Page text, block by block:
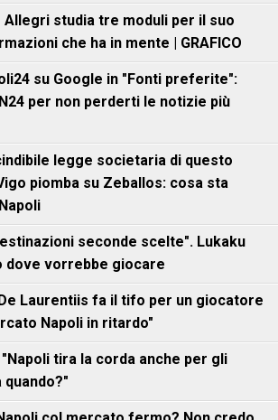
Allegri studia tre moduli per il suo
che ha in mente | GRAFICO
su Google in "Fonti preferite":
per non perderti le notizie più
legge societaria di questo
piomba su Zeballos: cosa sta
seconde scelte". Lukaku
dove vorrebbe giocare
Laurentiis fa il tifo per un giocatore
Napoli in ritardo"
"Napoli tira la corda anche per gli